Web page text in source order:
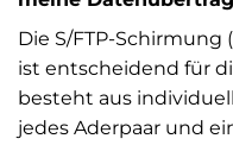
Die S/FTP-Schirmung
ist entscheidend für
besteht aus
jedes Aderpaar und